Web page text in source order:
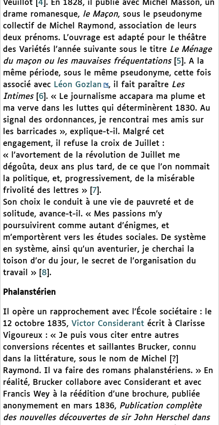
Veuillot
4 . En 1828, il publie avec Michel Masson, un
drame romanesque, le Maçon, sous le pseudonyme
collectif de Michel Raymond, association de leurs
deux prénoms. L’ouvrage est adapté pour le théâtre
des Variétés l’année suivante sous le titre Le Ménage
du maçon ou les mauvaises fréquentations[ 5 . A la
même période, sous le même pseudonyme, cette fois
associé avec Léon Gozlan , il fait paraître Les
Intimes[ 6 . « Le journalisme accapara ma plume et
ma verve dans les luttes qui déterminèrent 1830. Au
signal des ordonnances, je rencontrai mes amis sur
les barricades », explique-t-il. Malgré cet
engagement, il refuse la croix de Juillet :
« l’avortement de la révolution de Juillet me
dégoûta, deux ans plus tard, de ce que l’on nommait
la politique, et, progressivement, de la misérable
frivolité des lettres »
7 .
Son choix le conduit à une vie de pauvreté et de
solitude, avance-t-il. « Mes passions m’y
poursuivirent comme autant d’énigmes, et
m’emportèrent vers les études sociales. De système
en système, ainsi qu’un aventurier, je cherchai la
toison d’or du jour, le secret de l’organisation du
travail »
8 .
Phalanstérien
Il opère un rapprochement avec l’École sociétaire : le
12 octobre 1835, Victor Considerant écrit à Clarisse
Vigoureux : « Je puis vous citer entre autres
conversions récentes et saillantes Brucker, connu
dans la littérature, sous le nom de Michel [?]
Raymond. Il va faire des romans phalanstériens. » En
réalité, Brucker collabore avec Considerant et avec
Francis Wey à la réédition d’une brochure, publiée
anonymement en mars 1836, Publication complète
des nouvelles découvertes de sir John Herschel dans